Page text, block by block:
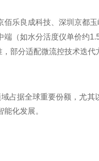
乐良成科技、深圳京都玉
（如水分活度仪单价约
部分适配微流控技术迭代
占据全球重要份额，尤
化发展‌。